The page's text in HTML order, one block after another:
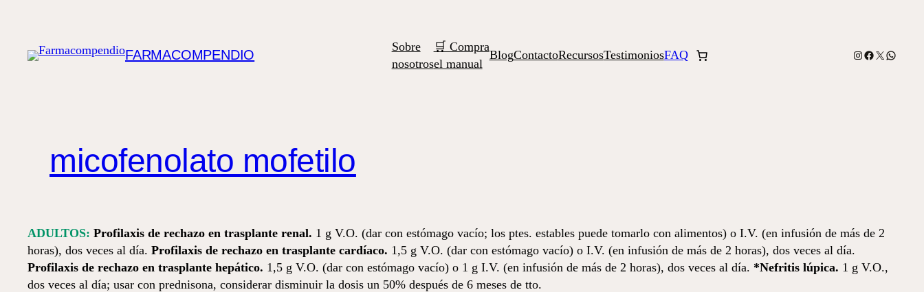
contenido
FARMACOMPENDIO
Sobre
nosotros
🛒 Compra
el manual
BlogContactoRecursosTestimoniosFAQ Instagram
Facebook
X
micofenolato mofetilo
ADULTOS: Profilaxis de rechazo en trasplante renal. 1 g V.O. (dar con estómago vacío; los ptes. estables puede tomarlo con alimentos) o I.V. (en infusión de más de 2
horas), dos veces al día. Profilaxis de rechazo en trasplante cardíaco. 1,5 g V.O. (dar con estómago vacío) o I.V. (en infusión de más de 2 horas), dos veces al día.
Profilaxis de rechazo en trasplante hepático. 1,5 g V.O. (dar con estómago vacío) o 1 g I.V. (en infusión de más de 2 horas), dos veces al día. *Nefritis lúpica. 1 g V.O.,
dos veces al día; usar con prednisona, considerar disminuir la dosis un 50% después de 6 meses de tto.